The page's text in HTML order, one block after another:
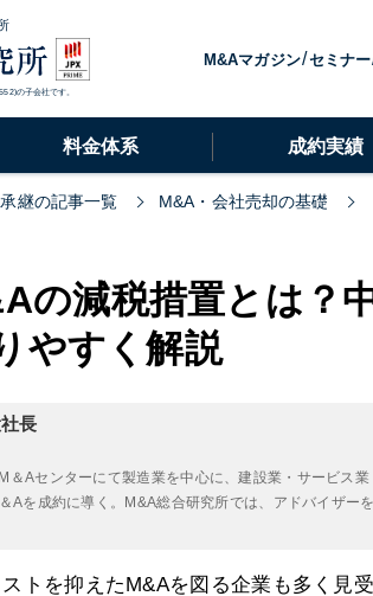
の子会社です。
M&Aマガジン セミナー
料金体系 成約実績
継の記事一覧 M&A・会社売却の基礎
の減税措置とは？
やすく解説
長
＆Aセンターにて製造業を中心に、建設業・サービス
Aを成約に導く。M&A総合研究所では、アドバイザー
トを抑えたM&Aを図る企業も多く見受